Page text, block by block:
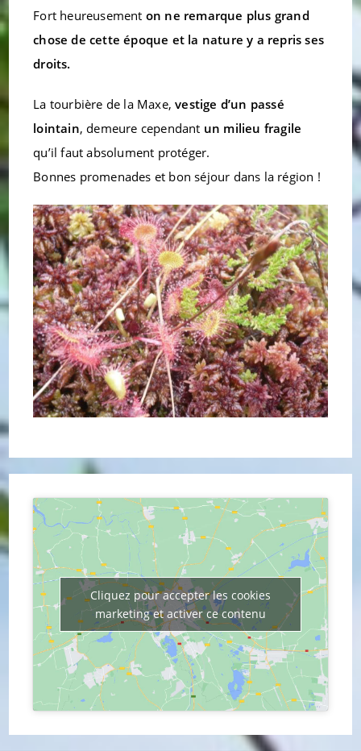
Fort heureusement on ne remarque plus grand
chose de cette époque et la nature y a repris ses
droits.
La tourbière de la Maxe,vestige d’un passé
lointain, demeure cependant un milieu fragile
qu’il faut absolument protéger.
Bonnes promenades et bon séjour dans la région !
Cliquez pour accepter les cookies
marketing et activer ce contenu